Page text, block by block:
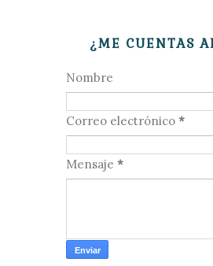
¿ME CUENTAS
Nombre
Correo electrónico *
Mensaje *